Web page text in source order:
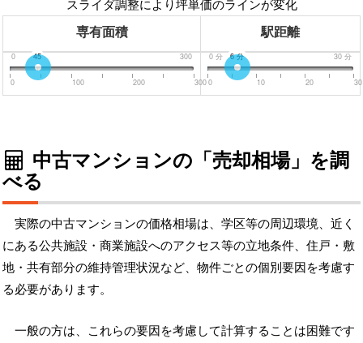
スライダ調整により坪単価のラインが変化
専有面積 駅距離
0 300
45
0 100 200 300
0 分 30 分
6分
0 10 20 30
中古マンションの「売却相場」を調
べる
実際の中古マンションの価格相場は、学区等の周辺環境、近く
にある公共施設・商業施設へのアクセス等の立地条件、住戸・敷
地・共有部分の維持管理状況など、物件ごとの個別要因を考慮す
る必要があります。
一般の方は、これらの要因を考慮して計算することは困難です